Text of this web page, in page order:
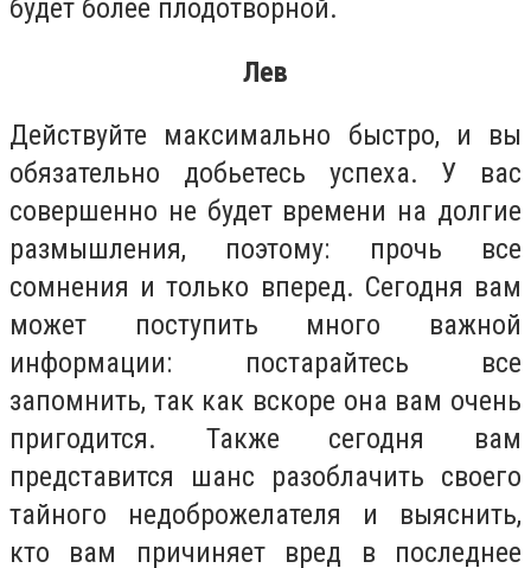
будет более плодотворной.
Лев
Действуйте максимально быстро, и вы
обязательно добьетесь успеха. У вас
совершенно не будет времени на долгие
размышления, поэтому: прочь все
сомнения и только вперед. Сегодня вам
может поступить много важной
информации: постарайтесь все
запомнить, так как вскоре она вам очень
пригодится. Также сегодня вам
представится шанс разоблачить своего
тайного недоброжелателя и выяснить,
кто вам причиняет вред в последнее